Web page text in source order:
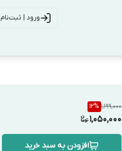
ورود | ثبت‌نام
1,199,000
12%
1,050,000
افزودن به سبد خرید